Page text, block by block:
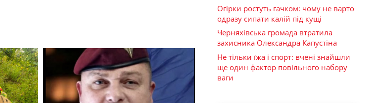
Огірки ростуть гачком: чому не варто
одразу сипати калій під кущі
Черняхівська громада втратила
захисника Олександра Капустіна
Не тільки їжа і спорт: вчені знайшли
ще один фактор повільного набору
ваги